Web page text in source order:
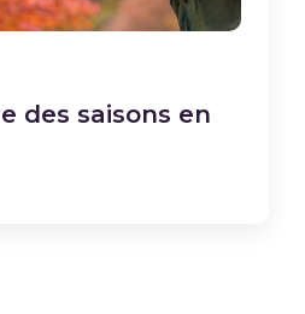
des saisons en